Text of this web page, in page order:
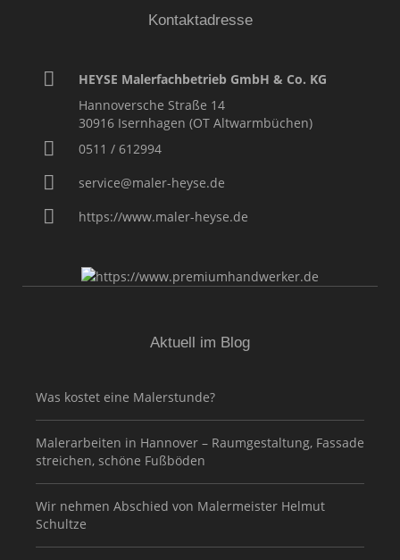
Kontaktadresse
HEYSE Malerfachbetrieb GmbH & Co. KG
Hannoversche Straße 14
30916 Isernhagen (OT Altwarmbüchen)
0511 / 612994
service@maler-heyse.de
https://www.maler-heyse.de
Aktuell im Blog
Was kostet eine Malerstunde?
Malerarbeiten in Hannover – Raumgestaltung, Fassade
streichen, schöne Fußböden
Wir nehmen Abschied von Malermeister Helmut
Schultze